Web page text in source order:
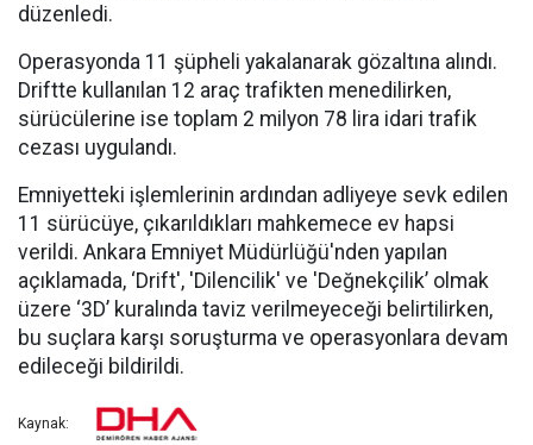
düzenledi.
Operasyonda 11 şüpheli yakalanarak gözaltına alındı.
Driftte kullanılan 12 araç trafikten menedilirken,
sürücülerine ise toplam 2 milyon 78 lira idari trafik
cezası uygulandı.
Emniyetteki işlemlerinin ardından adliyeye sevk edilen
11 sürücüye, çıkarıldıkları mahkemece ev hapsi
verildi. Ankara Emniyet Müdürlüğü'nden yapılan
açıklamada, ‘Drift', 'Dilencilik' ve 'Değnekçilik’ olmak
üzere ‘3D’ kuralında taviz verilmeyeceği belirtilirken,
bu suçlara karşı soruşturma ve operasyonlara devam
edileceği bildirildi.
Kaynak: